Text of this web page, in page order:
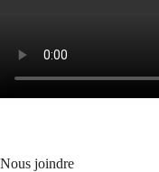
Nous joindre